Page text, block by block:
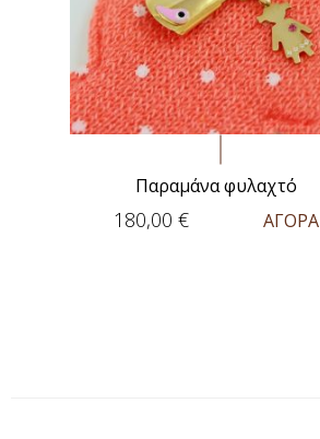
Παραμάνα φυλαχτό
180,00 € ΑΓΟΡΑ